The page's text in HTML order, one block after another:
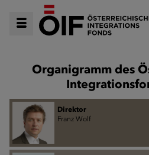
Organigramm des
Direktor
Franz Wolf